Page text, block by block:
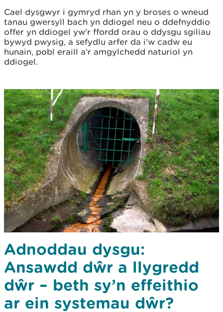
Cael dysgwyr i gymryd rhan yn y broses o wneud
tanau gwersyll bach yn ddiogel neu o ddefnyddio
offer yn ddiogel yw'r ffordd orau o ddysgu sgiliau
bywyd pwysig, a sefydlu arfer da i’w cadw eu
hunain, pobl eraill a'r amgylchedd naturiol yn
ddiogel.
Adnoddau dysgu:
Ansawdd dŵr a llygredd
dŵr – beth sy’n effeithio
ar ein systemau dŵr?